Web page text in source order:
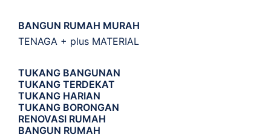
BANGUN RUMAH MURAH
TENAGA + plus MATERIAL
TUKANG BANGUNAN
TUKANG TERDEKAT
TUKANG HARIAN
TUKANG BORONGAN
RENOVASI RUMAH
BANGUN RUMAH